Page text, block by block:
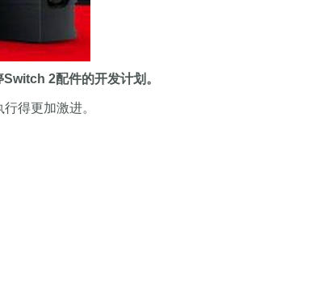
2配件的开发计划。
得更加激进。